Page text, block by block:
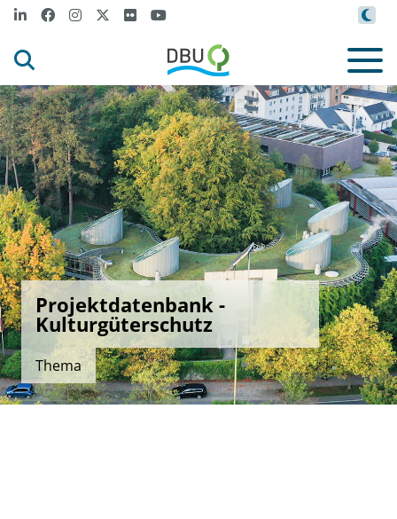
Projektdatenbank -
Kulturgüterschutz
Thema